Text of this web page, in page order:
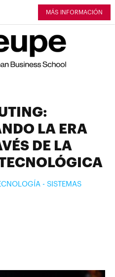
MÁS INFORMACIÓN
LA ERA
DE LA
- SISTEMAS